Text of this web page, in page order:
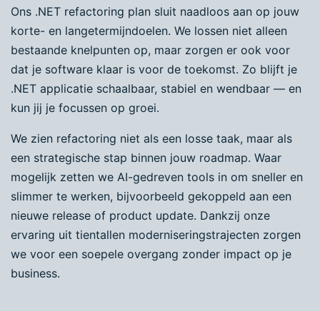
Ons .NET refactoring plan sluit naadloos aan op jouw
korte- en langetermijndoelen. We lossen niet alleen
bestaande knelpunten op, maar zorgen er ook voor
dat je software klaar is voor de toekomst. Zo blijft je
.NET applicatie schaalbaar, stabiel en wendbaar — en
kun jij je focussen op groei.
We zien refactoring niet als een losse taak, maar als
een strategische stap binnen jouw roadmap. Waar
mogelijk zetten we AI-gedreven tools in om sneller en
slimmer te werken, bijvoorbeeld gekoppeld aan een
nieuwe release of product update. Dankzij onze
ervaring uit tientallen moderniseringstrajecten zorgen
we voor een soepele overgang zonder impact op je
business.